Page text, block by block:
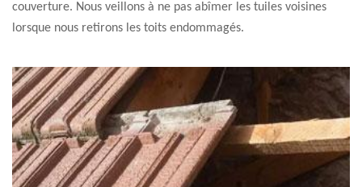
couverture. Nous veillons à ne pas abîmer les tuiles voisines
lorsque nous retirons les toits endommagés.